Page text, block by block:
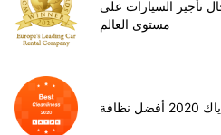
تأجير السيارات على
مستوى العالم
أفضل نظافة